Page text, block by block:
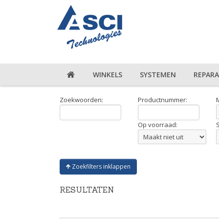
WINKELS SYSTEMEN
Zoekwoorden: Productnummer:
Op voorraad:
Zoekfilters inklappen
RESULTATEN